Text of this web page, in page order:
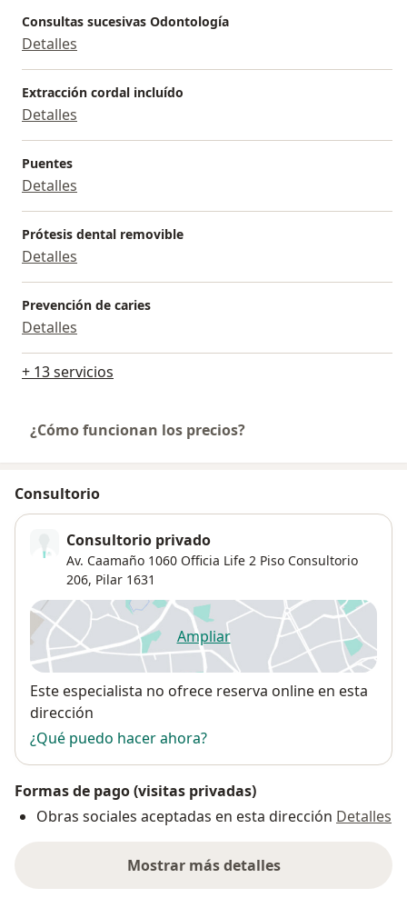
Consultas sucesivas Odontología
Detalles
Extracción cordal incluído
Detalles
Puentes
Detalles
Prótesis dental removible
Detalles
Prevención de caries
Detalles
+ 13 servicios
¿Cómo funcionan los precios?
Consultorio
Consultorio privado
Av. Caamaño 1060 Officia Life 2 Piso Consultorio
206, Pilar 1631
Ampliarse abre en una nueva
Disponibilidad
Este especialista no ofrece reserva online en esta
dirección
¿Qué puedo hacer ahora?
Formas de pago (visitas privadas)
Obras sociales aceptadas en esta dirección Detalles
Mostrar más detalles
sobre la dirección